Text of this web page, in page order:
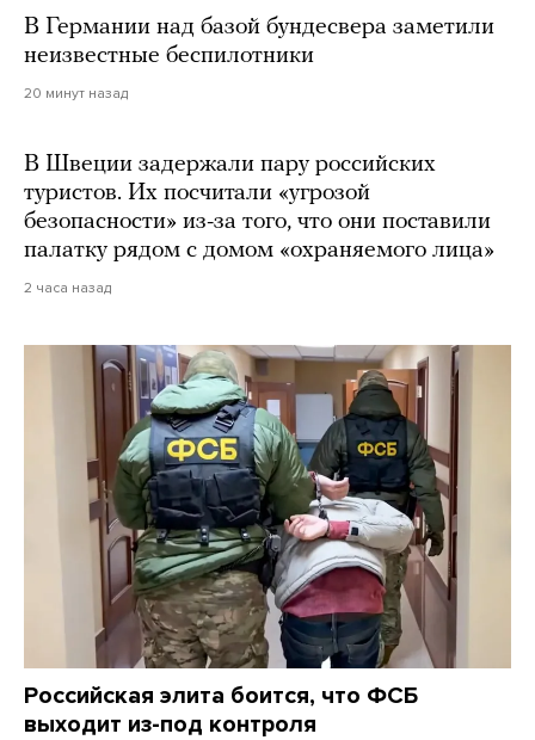
В Германии над базой бундесвера заметили
неизвестные беспилотники
20 минут назад
В Швеции задержали пару российских
туристов. Их посчитали «угрозой
безопасности» из-за того, что они поставили
палатку рядом с домом «охраняемого лица»
2 часа назад
Российская элита боится, что ФСБ
выходит из-под контроля